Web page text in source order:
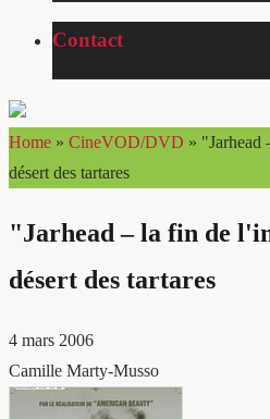
Contact
Home » CineVOD/DVD » "Jarhead
désert des tartares
"Jarhead – la fin de
désert des tartares
4 mars 2006
Camille Marty-Musso